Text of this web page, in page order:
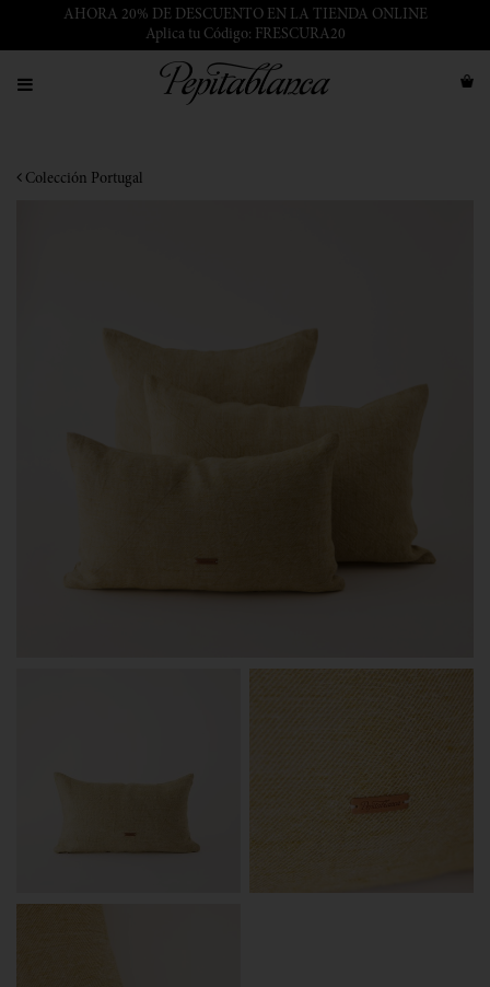
AHORA 20% DE DESCUENTO EN LA TIENDA ONLINE
Aplica tu Código: FRESCURA20
Colección Portugal